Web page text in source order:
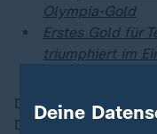
Olympia-Gold
Erstes Gold für
triumphiert im
Die nächste Chance
Donnerstag mit der
Deine